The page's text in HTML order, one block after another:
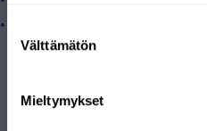
valinta
Välttämätön
Mieltymykset
DET ÄR
FILTERPATRON
Leveransland